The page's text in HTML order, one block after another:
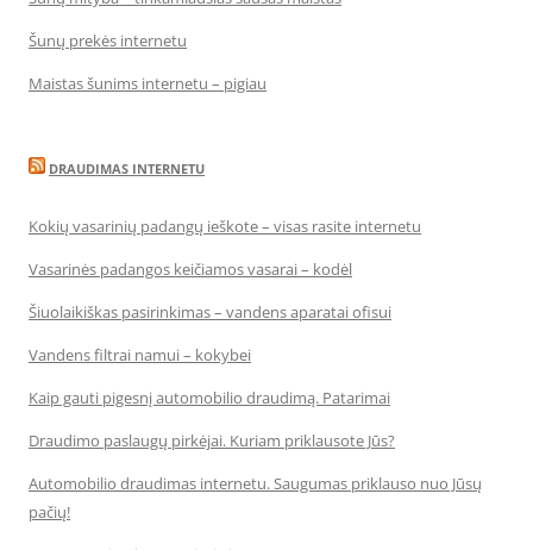
Šunų prekės internetu
Maistas šunims internetu – pigiau
DRAUDIMAS INTERNETU
Kokių vasarinių padangų ieškote – visas rasite internetu
Vasarinės padangos keičiamos vasarai – kodėl
Šiuolaikiškas pasirinkimas – vandens aparatai ofisui
Vandens filtrai namui – kokybei
Kaip gauti pigesnį automobilio draudimą. Patarimai
Draudimo paslaugų pirkėjai. Kuriam priklausote Jūs?
Automobilio draudimas internetu. Saugumas priklauso nuo Jūsų
pačių!